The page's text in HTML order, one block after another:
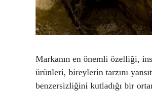
Markanın en önemli özelliği,
ürünleri, bireylerin tarzını
benzersizliğini kutladığı bir